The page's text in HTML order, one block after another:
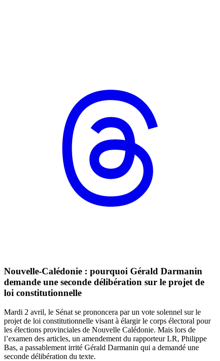
Nouvelle-Calédonie : pourquoi Gérald Darmanin
demande une seconde délibération sur le projet de
loi constitutionnelle
Mardi 2 avril, le Sénat se prononcera par un vote solennel sur le
projet de loi constitutionnelle visant à élargir le corps électoral pour
les élections provinciales de Nouvelle Calédonie. Mais lors de
l’examen des articles, un amendement du rapporteur LR, Philippe
Bas, a passablement irrité Gérald Darmanin qui a demandé une
seconde délibération du texte.